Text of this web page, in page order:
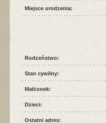
Miejsce urodzenia:
Rodzeństwo:
Stan cywilny:
Małżonek:
Dzieci:
Ostatni adres: